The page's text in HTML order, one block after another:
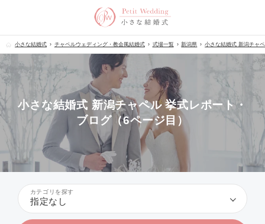
小さな結婚式 チャペルウェディング・教会風結婚式 式場一覧 新潟県 小さな結婚式 新潟チャ
小さな結婚式 新潟チャペル 挙式レポート・
ブログ（6ページ目）
カテゴリを探す
指定なし